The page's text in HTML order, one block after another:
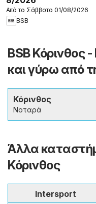
Από το Σάββατο 01/08/2026
BSB
BSB
και γύρω από
Κόρινθος
Νοταρά
Άλλα
Κόρινθος
Intersport